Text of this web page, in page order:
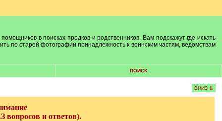
в поисках предков и родственников. Вам подскажут где искать
по старой фотографии принадлежность к воинским частям, ведомствам
ПОИСК
ВНИЗ ⇊
и ответов).